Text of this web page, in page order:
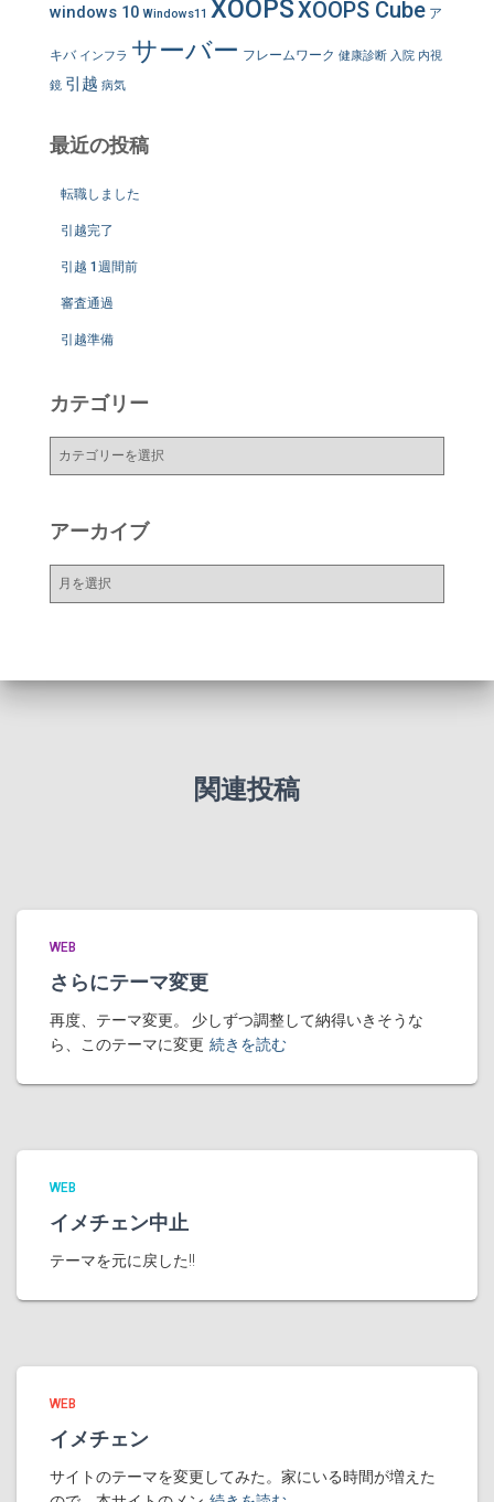
windows 10 Windows11 XOOPSXOOPS Cube ア
キバ インフラ サーバー フレームワーク 健康診断 入院 内視
鏡 引越 病気
最近の投稿
転職しました
引越完了
引越 1週間前
審査通過
引越準備
カテゴリー
ー
アーカイブ
ー
関連投稿
WEB
さらにテーマ変更
再度、テーマ変更。 少しずつ調整して納得いきそうな
ら、このテーマに変更 続きを読む
WEB
イメチェン中止
テーマを元に戻した!!
WEB
イメチェン
サイトのテーマを変更してみた。家にいる時間が増えた